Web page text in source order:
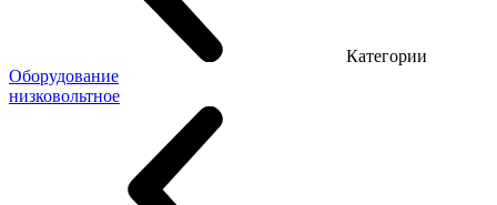
Категории
Оборудование
низковольтное